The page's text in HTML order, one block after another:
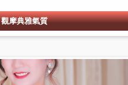
觀摩典雅氣質